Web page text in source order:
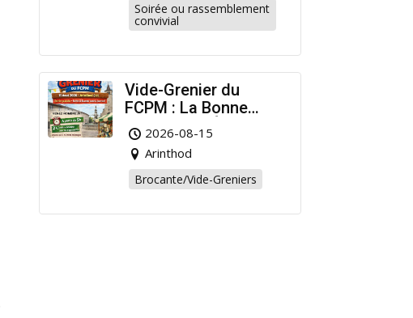
Soirée ou rassemblement
convivial
Vide-Grenier du
FCPM : La Bonne
Affaire de l’Été à
Arinthod !
2026-08-15
Arinthod
Brocante/Vide-Greniers